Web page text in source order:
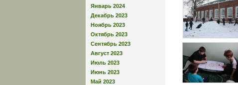
Январь 2024
Декабрь 2023
Ноябрь 2023
Октябрь 2023
Сентябрь 2023
Август 2023
Июль 2023
Июнь 2023
Май 2023